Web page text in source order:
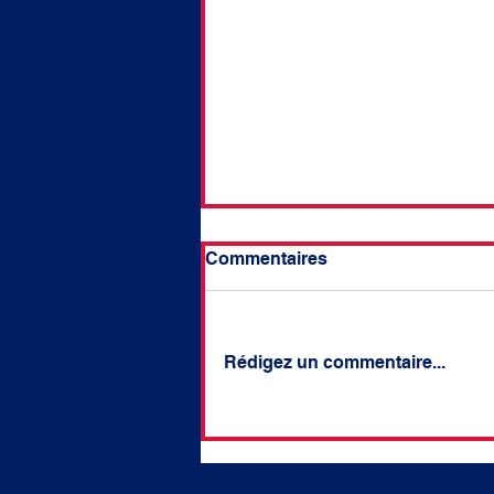
nécessaire adaptation de
la réponse pénale aux
Commentaires
Rédigez un commentaire...